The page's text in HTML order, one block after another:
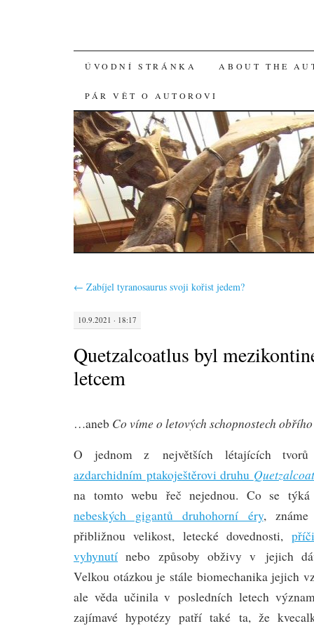
SKIP
TO
CONTENT
ÚVODNÍ STRÁNKA ABOUT THE
PÁR VĚT O AUTOROVI
← Zabíjel tyranosaurus svoji kořist jedem?
10.9.2021 · 18:17
Quetzalcoatlus byl
letcem
…aneb Co víme o letových schopnostech
O jednom z největších létajících
azdarchidním ptakoještěrovi druhu
na tomto webu řeč nejednou. Co se
nebeských gigantů druhohorní éry,
přibližnou velikost, letecké dovednosti,
vyhynutí nebo způsoby obživy v jejich
Velkou otázkou je stále biomechanika jejich
ale věda učinila v posledních letech
zajímavé hypotézy patří také ta, že